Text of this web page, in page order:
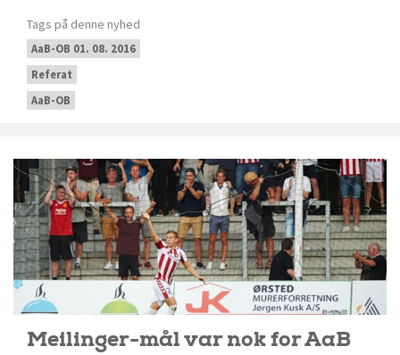
Tags på denne nyhed
AaB-OB 01. 08. 2016
Referat
AaB-OB
Meilinger-mål var nok for AaB